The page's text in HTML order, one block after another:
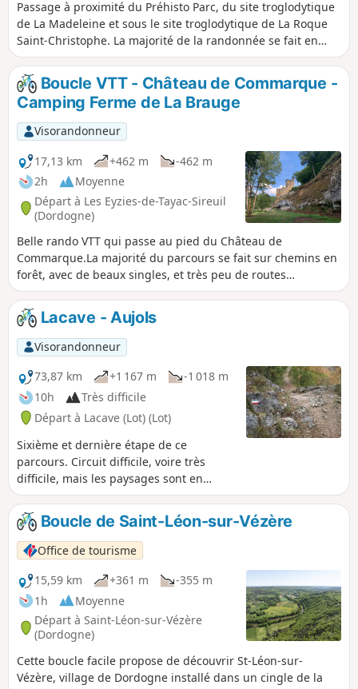
Passage à proximité du Préhisto Parc, du site troglodytique
de La Madeleine et sous le site troglodytique de La Roque
Saint-Christophe. La majorité de la randonnée se fait en
forêt avec de beaux singles, peu de routes empruntées. Le
parcours ne présente pas de difficultés techniques
particulières, mais de belles montées
Boucle VTT - Château de Commarque -
Camping Ferme de La Brauge
Visorandonneur
17,13 km
+462 m
-462 m
2h
Moyenne
Départ à Les Eyzies-de-Tayac-Sireuil
(Dordogne)
Belle rando VTT qui passe au pied du Château de
Commarque.La majorité du parcours se fait sur chemins en
forêt, avec de beaux singles, et très peu de routes
empruntées.La rando ne présente pas de grosses difficultés
techniques, mais quelques belles montées.Prévoir 1 h 30 - 2
h suivant le niveau.La randonnée emprunte plusieurs
circuits, avec des balisages différents, aussi il convient de
suivre la trace GPS.Message de la modération : Pendant les
horaires d'ouverture du Château de Commarque, un droit
de passage de 2 euros/personne est demandé pour
traverser la propriété (participation à l’entretien du site).Le
passage des VTTistes est possible à titre gracieux en dehors
de ses horaires d'ouverture. Voir les informations pratiques.
Lacave - Aujols
Visorandonneur
73,87 km
+1 167 m
-1 018 m
10h
Très difficile
Départ à Lacave (Lot) (Lot)
Sixième et dernière étape de ce
parcours. Circuit difficile, voire très
difficile, mais les paysages sont en
rapport avec l’effort fourni. Beaucoup de
lieux historiques et de magnifiques
panoramas.
Boucle de Saint-Léon-sur-Vézère
Office de tourisme
15,59 km
+361 m
-355 m
1h
Moyenne
Départ à Saint-Léon-sur-Vézère
(Dordogne)
Cette boucle facile propose de découvrir St-Léon-sur-
Vézère, village de Dordogne installé dans un cingle de la